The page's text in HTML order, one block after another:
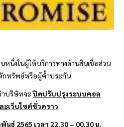
หนึ่งในผู้ให้บริการทางด้านสินเชื่อส่วน
กทรัพย์หรือผู้ค้ำประกัน
าบริษัทจะปิดปรับปรุงระบบคอล
ะเว็บไซต์ชั่วคราว
ธ์ 2565 เวลา 22.30 – 00.30 น.